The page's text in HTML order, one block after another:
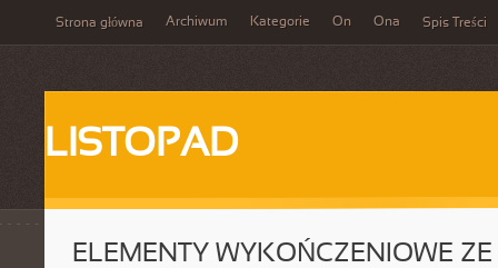
Strona główna Archiwum Kategorie On Ona Spis Treści
LISTOPAD
ELEMENTY WYKOŃCZENIOWE